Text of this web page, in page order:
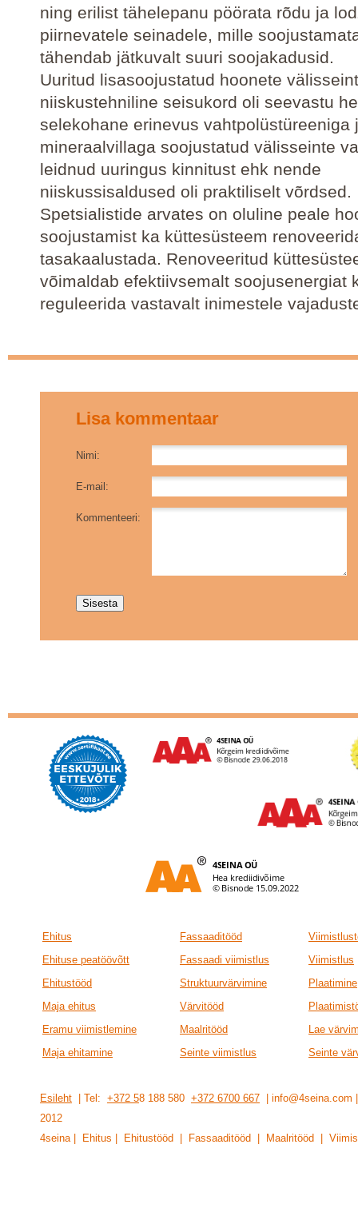
ning erilist tähelepanu pöörata rõdu ja
piirnevatele seinadele, mille
tähendab jätkuvalt suuri soojakadusid.
Uuritud lisasoojustatud hoonete
niiskustehniline seisukord oli seevastu
selekohane erinevus vahtpolüstüreeniga
mineraalvillaga soojustatud välisseinte
leidnud uuringus kinnitust ehk nende
niiskussisaldused oli praktiliselt võrdsed.
Spetsialistide arvates on oluline peale
soojustamist ka küttesüsteem
tasakaalustada. Renoveeritud
võimaldab efektiivsemalt soojusenergiat
reguleerida vastavalt inimestele
Lisa kommentaar
Nimi:
E-mail:
Kommenteeri:
Ehitus Fassaaditööd
Ehituse peatöövõtt
Fassaadi viimistlus
Viimistlus
Ehitustööd
Struktuurvärvimine
Plaatimine
Maja ehitus
Värvitööd
Eramu viimistlemine
Maalritööd
Lae
Maja ehitamine
Seinte viimistlus Seinte
Esileht | Tel: +372 58 188 580 +372 6700 667 |
201 2
4seina | Ehitus | Ehitustööd | Fassaaditööd | Maalritööd |